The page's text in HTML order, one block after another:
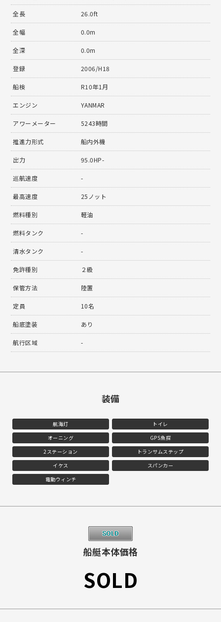
全長 26.0ft
全幅 0.0m
全深 0.0m
登録 2006/H18
船検 R10年1月
エンジン YANMAR
アワーメーター 5243時間
推進力形式 船内外機
出力 95.0HP-
巡航速度 -
最高速度 25ノット
燃料種別 軽油
燃料タンク -
清水タンク -
免許種別 ２級
保管方法 陸置
定員 10名
船底塗装 あり
航行区域 -
装備
航海灯
トイレ
オーニング
GPS魚探
2ステーション
トランサムステップ
イケス
スパンカー
電動ウィンチ
船艇本体価格
SOLD